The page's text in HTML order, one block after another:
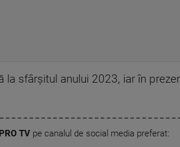
sfârșitul anului 2023, iar în
TVpe canalul de social media preferat: